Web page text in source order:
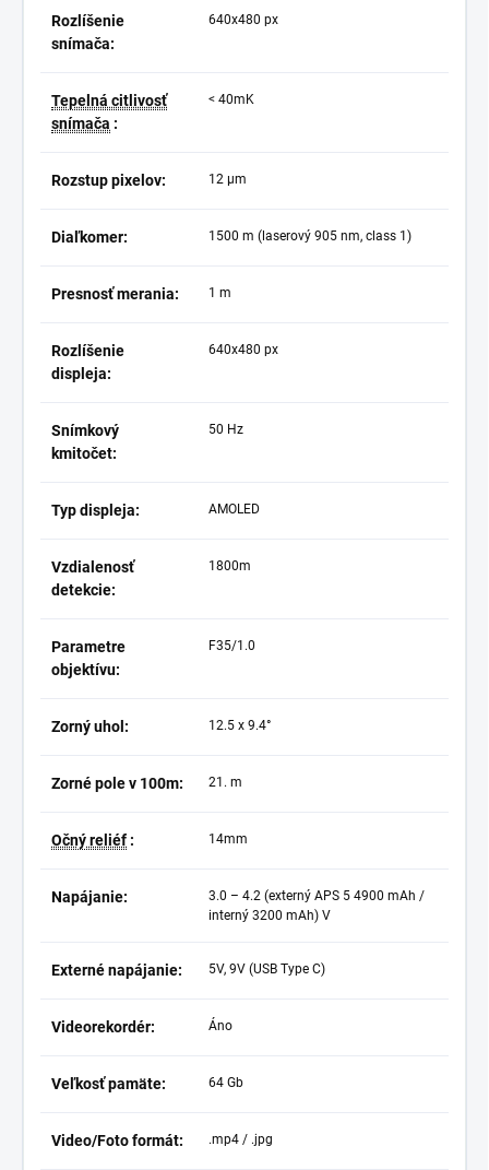
Rozlíšenie
snímača:
640x480 px
Tepelná citlivosť
snímača :
< 40mK
Rozstup pixelov: 12 µm
Diaľkomer: 1500 m (laserový 905 nm, class 1)
Presnosť merania: 1 m
Rozlíšenie
displeja:
640x480 px
Snímkový
kmitočet:
50 Hz
Typ displeja: AMOLED
Vzdialenosť
detekcie:
1800m
Parametre
objektívu:
F35/1.0
Zorný uhol: 12.5 x 9.4°
Zorné pole v 100m: 21. m
Očný reliéf : 14mm
Napájanie:
3.0 – 4.2 (externý APS 5 4900 mAh /
interný 3200 mAh) V
Externé napájanie: 5V, 9V (USB Type C)
Videorekordér: Áno
Veľkosť pamäte: 64 Gb
Video/Foto formát: .mp4 / .jpg